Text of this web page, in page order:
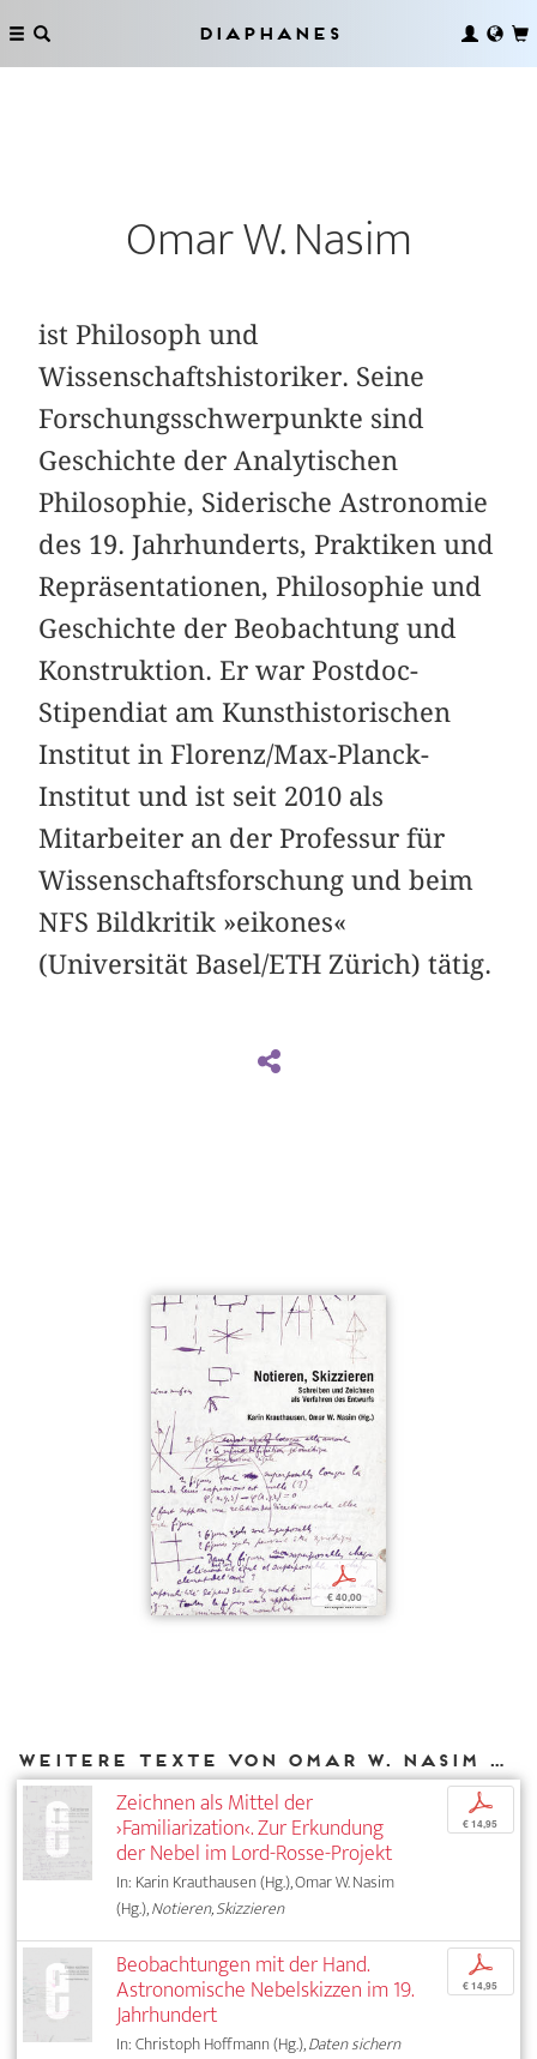
Diaphanes
Omar W. Nasim
ist Philosoph und
Wissenschaftshistoriker. Seine
Forschungsschwerpunkte sind
Geschichte der Analytischen
Philosophie, Siderische Astronomie
des 19. Jahrhunderts, Praktiken und
Repräsentationen, Philosophie und
Geschichte der Beobachtung und
Konstruktion. Er war Postdoc-
Stipendiat am Kunsthistorischen
Institut in Florenz/Max-Planck-
Institut und ist seit 2010 als
Mitarbeiter an der Professur für
Wissenschaftsforschung und beim
NFS Bildkritik »eikones«
(Universität Basel/ETH Zürich) tätig.
p
€ 40,00
Weitere Texte von Omar W. Nasim bei DIAPHANES
Zeichnen als Mittel der
›Familiarization‹. Zur Erkundung
der Nebel im Lord-Rosse-Projekt
In: Karin Krauthausen (Hg.), Omar W. Nasim
(Hg.),Notieren, Skizzieren
p
€ 14,95
Beobachtungen mit der Hand.
Astronomische Nebelskizzen im 19.
Jahrhundert
In: Christoph Hoffmann (Hg.),Daten sichern
p
€ 14,95